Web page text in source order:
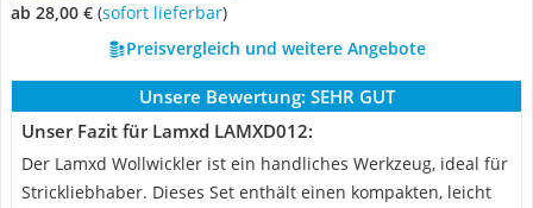
ab 28,00 € ( Sofort lieferbar)
Preisvergleich und weitere Angebote
Unsere Bewertung: SEHR GUT
Unser Fazit für Lamxd LAMXD012:
Der Lamxd Wollwickler ist ein handliches Werkzeug, ideal für
Strickliebhaber. Dieses Set enthält einen kompakten, leicht